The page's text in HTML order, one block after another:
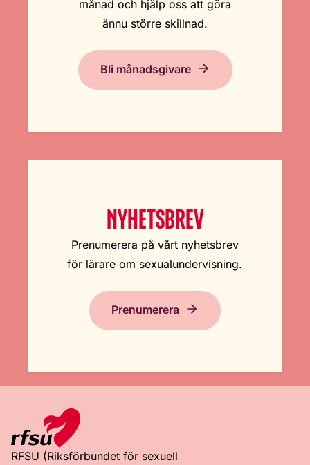
månad och hjälp oss att göra
ännu större skillnad.
Bli månadsgivare
NYHETSBREV
Prenumerera på vårt nyhetsbrev
för lärare om sexualundervisning.
Prenumerera
RFSU (Riksförbundet för sexuell